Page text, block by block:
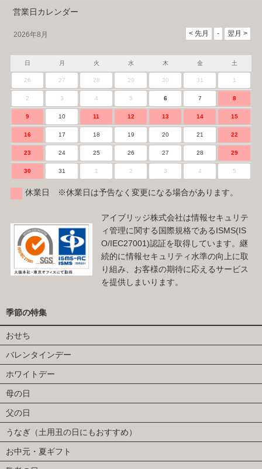
営業日カレンダー
2026年8月
日 月 火 水 木 金 土
26 27 28 29 30 31 1
2 3 4 5 6 7 8
9 10 11 12 13 14 15
16 17 18 19 20 21 22
23 24 25 26 27 28 29
30 31 1 2 3 4 5
休業日 ※休業日は予告なく変更になる場合があります。
アイブリッジ株式会社は情報セキュリテ
ィ管理に関する国際規格であるISMS(IS
O/IEC27001)認証を取得しています。継
続的に情報セキュリティ水準の向上に取
り組み、お客様の期待に応えるサービス
を提供しまいります。
季節の特集
おせち
バレンタインデー
ホワイトデー
母の日
父の日
うなぎ（土用丑の日にもおすすめ）
お中元・夏ギフト